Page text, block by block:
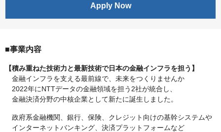
Apply Now
■事業内容
【積み重ねた技術力と最新技術で日本の金融インフラを担う】
金融インフラを支える最前線で、未来をつくりませんか
2022年にNTTデータの金融領域を担う2社が統合し、
金融決済分野の中核企業として新たに誕生しました。
政府系金融機関、銀行、保険、クレジット向けの基幹システムや
インターネットバンキング、決済プラットフォームなど